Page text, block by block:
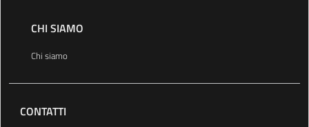
CHI SIAMO
Chi siamo
CONTATTI